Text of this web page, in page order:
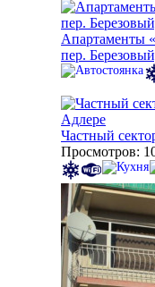
Апартаменты
пер.
Частный
Просмотров: